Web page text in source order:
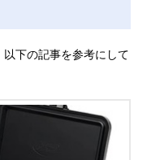
下の記事を参考にして